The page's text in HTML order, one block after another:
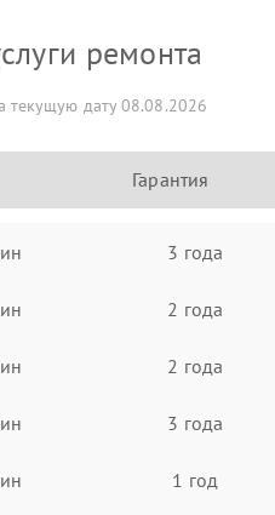
ремонта
текущую дату 08.08.2026
Гарантия
3 года
2 года
2 года
3 года
1 год